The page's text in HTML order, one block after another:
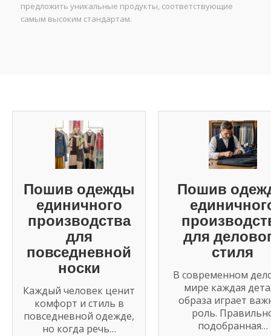
предложить уникальные продукты, соответствующие
самым высоким стандартам.
Пошив одежды
единичного
производства
для
повседневной
носки
Каждый человек ценит
комфорт и стиль в
повседневной одежде,
но когда речь…
Пошив
для
стиля
В современном
мире каждая
образа играет
роль.
подобранная…